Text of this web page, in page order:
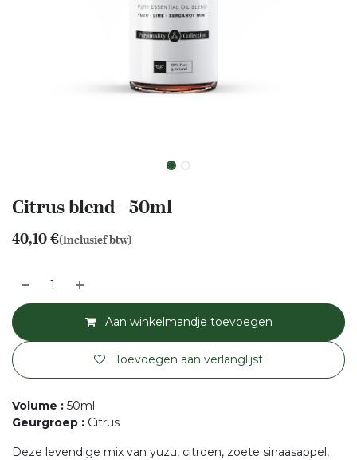
Citrus blend - 50ml
40,10€(Inclusief btw)
Aan winkelmandje toevoegen
Toevoegen aan verlanglijst
Volume : 50ml
Geurgroep : Citrus
Deze levendige mix van yuzu, citroen, zoete sinaasappel,